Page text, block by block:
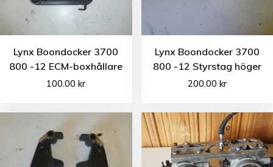
Lynx Boondocker 3700
800 -12 ECM-boxhållare
100.00kr
Lynx Boondocker 3700
800 -12 Styrstag höger
200.00 kr